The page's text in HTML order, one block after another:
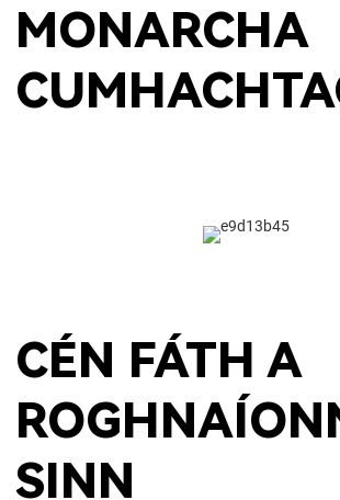
MONARCHA
CÉN FÁTH A
SINN